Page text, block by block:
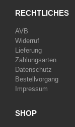
RECHTLICHES
AVB
Widerruf
Lieferung
Zahlungsarten
Datenschutz
Bestellvorgang
Impressum
SHOP